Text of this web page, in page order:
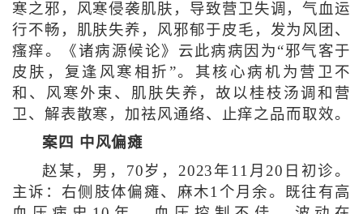
寒之邪，风寒侵袭肌肤，导致营卫失调，气血运
行不畅，肌肤失养，风邪郁于皮毛，发为风团、
瘙痒。《诸病源候论》云此病病因为“邪气客于
皮肤，复逢风寒相折”。其核心病机为营卫不
和、风寒外束、肌肤失养，故以桂枝汤调和营
卫、解表散寒，加祛风通络、止痒之品而取效。
案四 中风偏瘫
赵某，男，70岁，2023年11月20日初诊。
主诉：右侧肢体偏瘫、麻木1个月余。既往有高